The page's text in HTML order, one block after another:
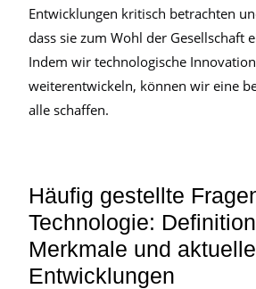
Entwicklungen kritisch betrachten
dass sie zum Wohl der Gesellschaft
Indem wir technologische
weiterentwickeln, können wir eine
alle schaffen.
Häufig gestellte
Technologie:
Merkmale und aktuelle
Entwicklungen